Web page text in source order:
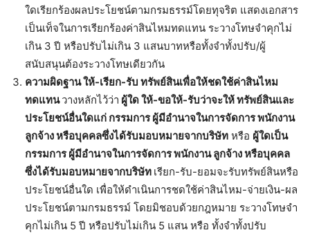
ใดเรียกร้องผลประโยชน์ตามกรมธรรม์โดยทุจริต แสดงเอกสาร
เป็นเท็จในการเรียกร้องค่าสินไหมทดแทน ระวางโทษจำคุกไม่
เกิน 3 ปี หรือปรับไม่เกิน 3 แสนบาทหรือทั้งจำทั้งปรับ/ผู้
สนับสนุนต้องระวางโทษเดียวกัน
ความผิดฐาน ให้-เรียก-รับ ทรัพย์สินเพื่อให้ชดใช้ค่าสินไหม
ทดแทนวางหลักไว้ว่า ผู้ใด ให้-ขอให้-รับว่าจะให้ ทรัพย์สินและ
ประโยชน์อื่นใดแก่ กรรมการ ผู้มีอำนาจในการจัดการ พนักงาน
ลูกจ้าง หรือบุคคลซึ่งได้รับมอบหมายจากบริษัท หรือ ผู้ใดเป็น
กรรมการ ผู้มีอำนาจในการจัดการ พนักงาน ลูกจ้าง หรือบุคคล
ซึ่งได้รับมอบหมายจากบริษัท เรียก-รับ-ยอมจะรับทรัพย์สินหรือ
ประโยชน์อื่นใด เพื่อให้ดำเนินการชดใช้ค่าสินไหม-จ่ายเงิน-ผล
ประโยชน์ตามกรมธรรม์ โดยมิชอบด้วยกฎหมาย ระวางโทษจำ
คุกไม่เกิน 5 ปี หรือปรับไม่เกิน 5 แสน หรือ ทั้งจำทั้งปรับ